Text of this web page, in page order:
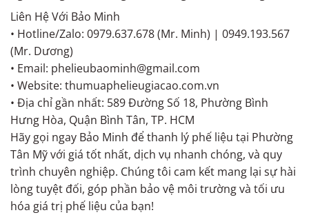
Liên Hệ Với Bảo Minh
• Hotline/Zalo: 0979.637.678 (Mr. Minh) | 0949.193.567
(Mr. Dương)
• Email: phelieubaominh@gmail.com
• Website: thumuaphelieugiacao.com.vn
• Địa chỉ gần nhất: 589 Đường Số 18, Phường Bình
Hưng Hòa, Quận Bình Tân, TP. HCM
Hãy gọi ngay Bảo Minh để thanh lý phế liệu tại Phường
Tân Mỹ với giá tốt nhất, dịch vụ nhanh chóng, và quy
trình chuyên nghiệp. Chúng tôi cam kết mang lại sự hài
lòng tuyệt đối, góp phần bảo vệ môi trường và tối ưu
hóa giá trị phế liệu của bạn!